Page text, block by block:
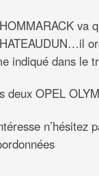
va
indiqué dans le
deux OPEL
n’hésitez